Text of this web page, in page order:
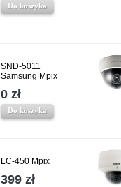
Do koszyka
SND-5011
Samsung Mpix
0 zł
Do koszyka
LC-450 Mpix
399 zł